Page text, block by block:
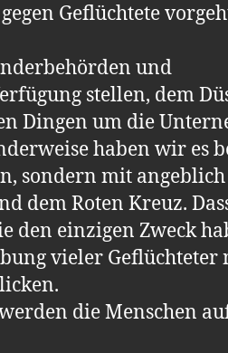
Geflüchtete
und
stellen, dem
Dingen um die
haben wir es
sondern mit
dem Roten Kreuz.
den einzigen Zweck
vieler Geflüchteter
die Menschen